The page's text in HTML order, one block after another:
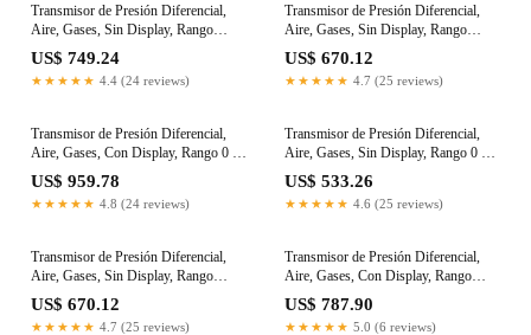
Transmisor de Presión Diferencial,
Aire, Gases, Sin Display, Rango
+/-125Pa, Salida 4-20mA
US$ 749.24
★★★★★ 4.4 (24 reviews)
Transmisor de Presión Diferencial,
Aire, Gases, Sin Display, Rango
+/-150Pa, Salida 0-5Vdc
US$ 670.12
★★★★★ 4.7 (25 reviews)
Transmisor de Presión Diferencial,
Aire, Gases, Con Display, Rango 0 a
150mmWC Salida 4-20mA
US$ 959.78
★★★★★ 4.8 (24 reviews)
Transmisor de Presión Diferencial,
Aire, Gases, Sin Display, Rango 0 a
130mmWC Salida 4-20mA
US$ 533.26
★★★★★ 4.6 (25 reviews)
Transmisor de Presión Diferencial,
Aire, Gases, Sin Display, Rango
+/-1500Pa, Salida 4-20mA
US$ 670.12
★★★★★ 4.7 (25 reviews)
Transmisor de Presión Diferencial,
Aire, Gases, Con Display, Rango
+/-125Pa, Salida 4-20mA
US$ 787.90
★★★★★ 5.0 (6 reviews)